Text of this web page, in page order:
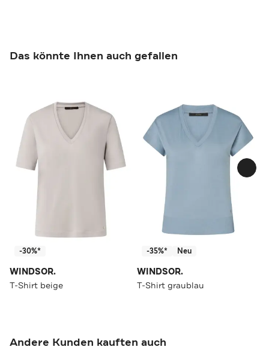
Das könnte Ihnen auch gefallen
-30%*
WINDSOR.
T-Shirt beige
-35%* Neu
WINDSOR.
T-Shirt graublau
Andere Kunden kauften auch